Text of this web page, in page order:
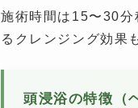
施術時間は15〜30分
るクレンジング効果
頭浸浴の特徴（